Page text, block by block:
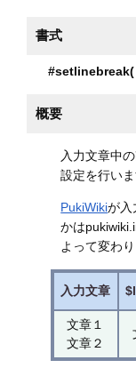
書式
#setlinebreak(
概要
入力文章中
設定を行いま
PukiWikiが入
かは
よって変わ
入力文章
文章１
文章２